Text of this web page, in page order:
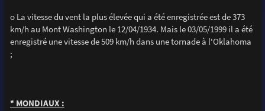
o La vitesse du vent la plus élevée qui a été enregistrée est de 373
km/h au Mont Washington le 12/04/1934. Mais le 03/05/1999 il a été
enregistré une vitesse de 509 km/h dans une tornade à l'Oklahoma
;
* MONDIAUX :